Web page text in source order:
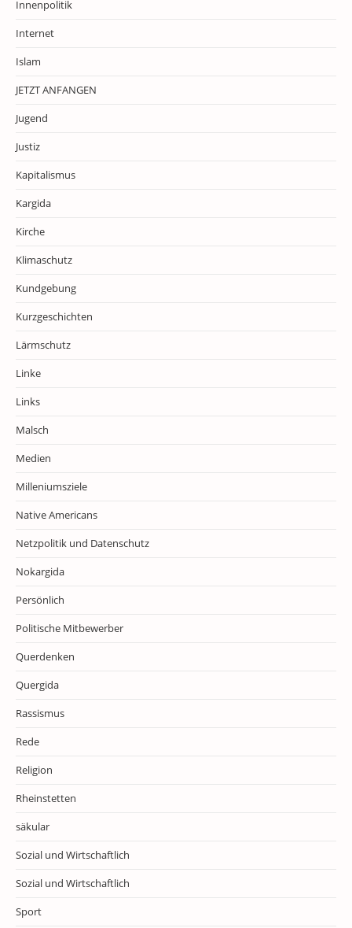
Innenpolitik
Internet
Islam
JETZT ANFANGEN
Jugend
Justiz
Kapitalismus
Kargida
Kirche
Klimaschutz
Kundgebung
Kurzgeschichten
Lärmschutz
Linke
Links
Malsch
Medien
Milleniumsziele
Native Americans
Netzpolitik und Datenschutz
Nokargida
Persönlich
Politische Mitbewerber
Querdenken
Quergida
Rassismus
Rede
Religion
Rheinstetten
säkular
Sozial und Wirtschaftlich
Sozial und Wirtschaftlich
Sport